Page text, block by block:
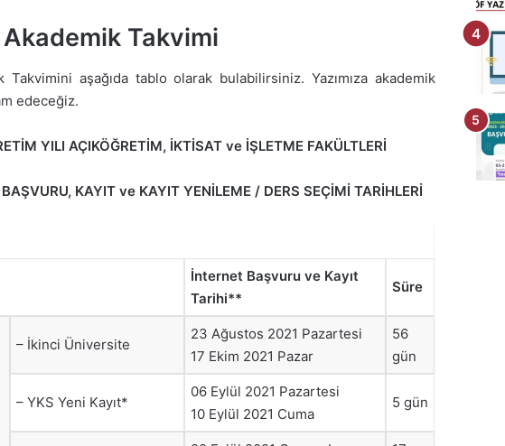
Takvimi
aşağıda tablo olarak bulabilirsiniz. Yazımıza akademik
edeceğiz.
YILI AÇIKÖĞRETİM, İKTİSAT ve İŞLETME FAKÜLTLERİ
KAYIT ve KAYIT YENİLEME / DERS SEÇİMİ TARİHLERİ
İnternet Başvuru ve Kayıt
Tarihi**
Süre
– İkinci Üniversite
23 Ağustos 2021 Pazartesi
17 Ekim 2021 Pazar
56
gün
– YKS Yeni Kayıt*
06 Eylül 2021 Pazartesi
10 Eylül 2021 Cuma
5 gün